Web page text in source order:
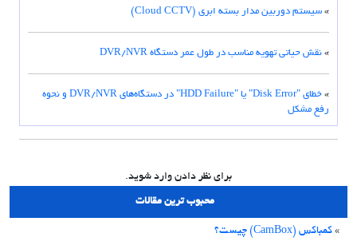
» سیستم دوربین مدار بسته ابری (Cloud CCTV)
» نقش حیاتی تهویه مناسب در طول عمر دستگاه DVR/NVR
»
خطای "Disk Error" یا "HDD Failure" در دستگاه‌های DVR/NVR و نحوه
رفع مشکل
برای نظر دادن وارد شوید.
محبوب ترین مقالات
» کمباکس (CamBox) چیست؟